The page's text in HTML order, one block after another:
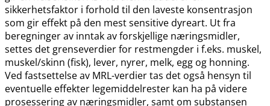
sikkerhetsfaktor i forhold til den laveste konsentrasjon
som gir effekt på den mest sensitive dyreart. Ut fra
beregninger av inntak av forskjellige næringsmidler,
settes det grenseverdier for restmengder i f.eks. muskel,
muskel​/​skinn (fisk), lever, nyrer, melk, egg og honning.
Ved fastsettelse av MRL-verdier tas det også hensyn til
eventuelle effekter legemiddelrester kan ha på videre
prosessering av næringsmidler, samt om substansen